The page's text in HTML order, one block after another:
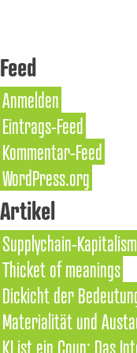
Feed
Anmelden
Eintrags-Feed
Kommentar-Feed
WordPress.org
Artikel
Supplychain-
Thicket of meanings
Dickicht der
Materialität und
KI ist ein Coup: Das